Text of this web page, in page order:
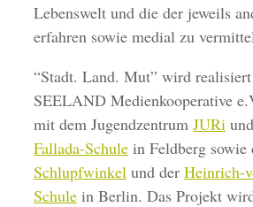
Lebenswelt und die der jeweils
erfahren sowie medial zu
“Stadt. Land. Mut” wird
SEELAND Medienkooperative
mit dem Jugendzentrum JURi
Fallada-Schule in Feldberg sowie
Schlupfwinkel und der Heinrich-
Schule in Berlin. Das Projekt